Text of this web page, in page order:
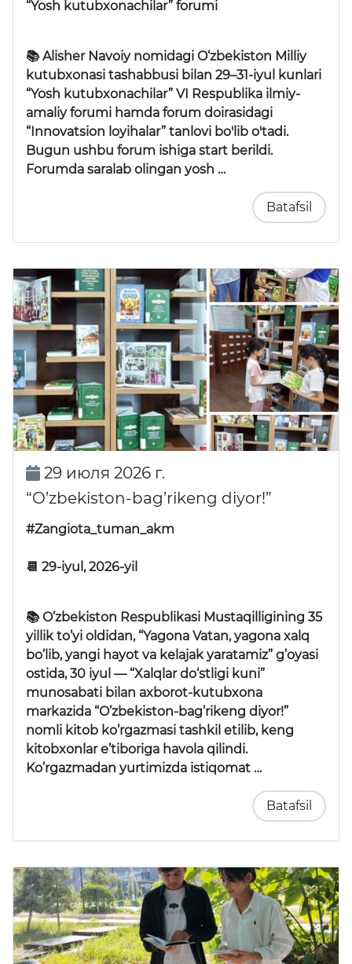
“Yosh kutubxonachilar” forumi
📚 Alisher Navoiy nomidagi O‘zbekiston Milliy
kutubxonasi tashabbusi bilan 29–31-iyul kunlari
“Yosh kutubxonachilar” VI Respublika ilmiy-
amaliy forumi hamda forum doirasidagi
“Innovatsion loyihalar” tanlovi bo'lib o'tadi.
Bugun ushbu forum ishiga start berildi.
Forumda saralab olingan yosh …
Batafsil
29 июля 2026 г.
“O’zbekiston-bag’rikeng diyor!”
#Zangiota_tuman_akm
📆 29-iyul, 2026-yil
📚 O’zbekiston Respublikasi Mustaqilligining 35
yillik to’yi oldidan, “Yagona Vatan, yagona xalq
bo’lib, yangi hayot va kelajak yaratamiz” g’oyasi
ostida, 30 iyul —“Xalqlar do‘stligi kuni”
munosabati bilan axborot-kutubxona
markazida “O’zbekiston-bag’rikeng diyor!”
nomli kitob ko’rgazmasi tashkil etilib, keng
kitobxonlar e’tiboriga havola qilindi.
Ko’rgazmadan yurtimizda istiqomat …
Batafsil